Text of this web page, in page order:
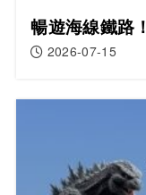
暢遊海線鐵路
2026-07-15